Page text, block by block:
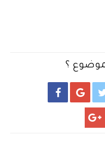
؟
 